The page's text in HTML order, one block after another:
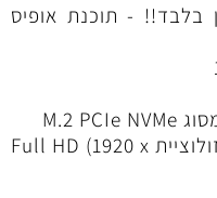
בלבד!! - תוכנת אופיס
תצוגה: מסך בגודל 14 אינץ' ברזולוציית Full HD (1920 x